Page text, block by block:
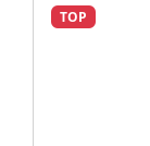
TOP